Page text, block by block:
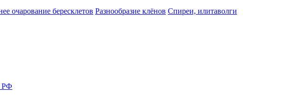
очарование бересклетов Разнообразие клёнов Спиреи, илитаволги
РФ